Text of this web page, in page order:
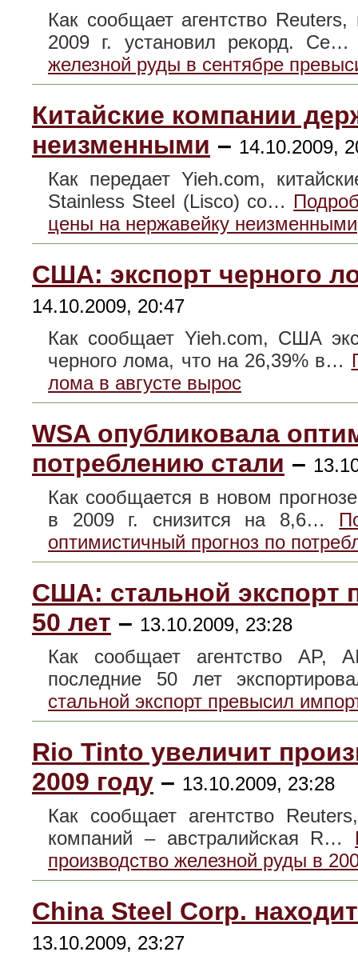
Как сообщает агентство
2009 г. установил рекорд.
железной руды в сентябре
Китайские компании
неизменными – 14.10.2009,
Как передает Yieh.com,
Stainless Steel (Lisco) со…
цены на нержавейку неизменными
США: экспорт черного
14.10.2009, 20:47
Как сообщает Yieh.com, США
черного лома, что на 26,39% в…
лома в августе вырос
WSA опубликовала
потреблению стали –
Как сообщается в новом
в 2009 г. снизится на 8,6…
оптимистичный прогноз по
США: стальной экспорт
50 лет – 13.10.2009, 23:28
Как сообщает агентство
последние 50 лет
стальной экспорт превысил
Rio Tinto увеличит
2009 году – 13.10.2009, 23:28
Как сообщает агентство
компаний – австралийская R…
производство железной руды в
China Steel Corp.
13.10.2009, 23:27